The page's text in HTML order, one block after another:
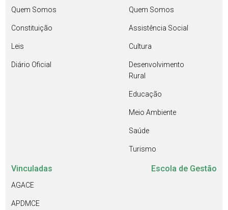
Quem Somos
Constituição
Leis
Diário Oficial
Quem Somos
Assistência Social
Cultura
Desenvolvimento
Rural
Educação
Meio Ambiente
Saúde
Turismo
Vinculadas
AGACE
APDMCE
Escola de Gestão